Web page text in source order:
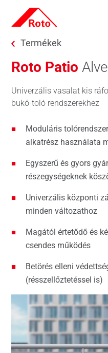
Skip to main content
You are here:
Termékek
Roto Patio
Univerzális vasalat kis
bukó-toló rendszerekhez
Moduláris
alkatrész használata
Egyszerű és gyors
részegységeknek
Univerzális központi
minden változathoz
Magától értetődő és
csendes működés
Betörés elleni
(résszellőztetéssel is)